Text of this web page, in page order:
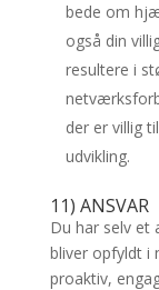
bede om
også din
resultere i
der er villig
udvikling.
11) ANSVAR
Du har selv et
bliver opfyldt i
proaktiv,